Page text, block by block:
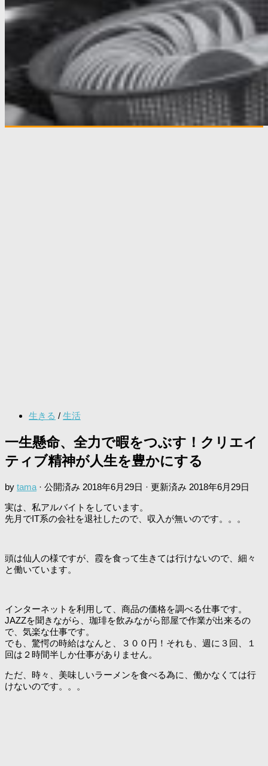
生きる / 生活
一生懸命、全力で暇をつぶす！クリエイ
ティブ精神が人生を豊かにする
by tama · 公開済み 2018年6月29日 · 更新済み 2018年6月29日
実は、私アルバイトをしています。
先月でIT系の会社を退社したので、収入が無いのです。。。
頭は仙人の様ですが、霞を食って生きては行けないので、細々
と働いています。
インターネットを利用して、商品の価格を調べる仕事です。
JAZZを聞きながら、珈琲を飲みながら部屋で作業が出来るの
で、気楽な仕事です。
でも、驚愕の時給はなんと、３００円！それも、週に３回、１
回は２時間半しか仕事がありません。
ただ、時々、美味しいラーメンを食べる為に、働かなくては行
けないのです。。。